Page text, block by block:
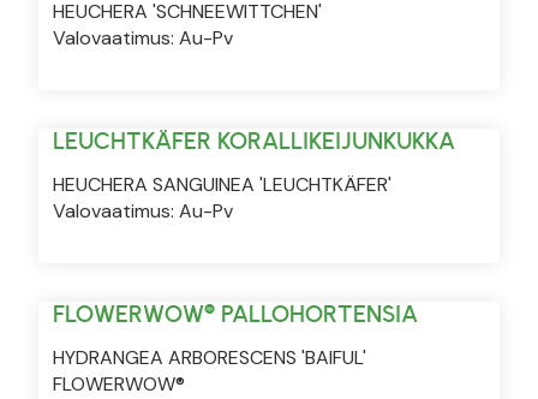
HEUCHERA 'SCHNEEWITTCHEN'
Valovaatimus: Au-Pv
LEUCHTKÄFER KORALLIKEIJUNKUKKA
HEUCHERA SANGUINEA 'LEUCHTKÄFER'
Valovaatimus: Au-Pv
FLOWERWOW® PALLOHORTENSIA
HYDRANGEA ARBORESCENS 'BAIFUL'
FLOWERWOW®